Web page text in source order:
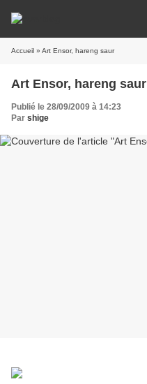
Accueil » Art Ensor, hareng saur
Art Ensor, hareng saur
Publié le 28/09/2009 à 14:23
Par shige